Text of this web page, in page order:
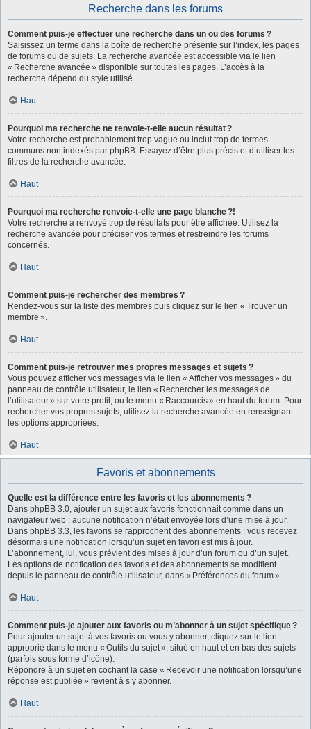
Recherche dans les forums
Comment puis-je effectuer une recherche dans un ou des forums ?
Saisissez un terme dans la boîte de recherche présente sur l’index, les pages
de forums ou de sujets. La recherche avancée est accessible via le lien
« Recherche avancée » disponible sur toutes les pages. L’accès à la
recherche dépend du style utilisé.
Haut
Pourquoi ma recherche ne renvoie-t-elle aucun résultat ?
Votre recherche est probablement trop vague ou inclut trop de termes
communs non indexés par phpBB. Essayez d’être plus précis et d’utiliser les
filtres de la recherche avancée.
Haut
Pourquoi ma recherche renvoie-t-elle une page blanche ?!
Votre recherche a renvoyé trop de résultats pour être affichée. Utilisez la
recherche avancée pour préciser vos termes et restreindre les forums
concernés.
Haut
Comment puis-je rechercher des membres ?
Rendez-vous sur la liste des membres puis cliquez sur le lien « Trouver un
membre ».
Haut
Comment puis-je retrouver mes propres messages et sujets ?
Vous pouvez afficher vos messages via le lien « Afficher vos messages » du
panneau de contrôle utilisateur, le lien « Rechercher les messages de
l’utilisateur » sur votre profil, ou le menu « Raccourcis » en haut du forum. Pour
rechercher vos propres sujets, utilisez la recherche avancée en renseignant
les options appropriées.
Haut
Favoris et abonnements
Quelle est la différence entre les favoris et les abonnements ?
Dans phpBB 3.0, ajouter un sujet aux favoris fonctionnait comme dans un
navigateur web : aucune notification n’était envoyée lors d’une mise à jour.
Dans phpBB 3.3, les favoris se rapprochent des abonnements : vous recevez
désormais une notification lorsqu’un sujet en favori est mis à jour.
L’abonnement, lui, vous prévient des mises à jour d’un forum ou d’un sujet.
Les options de notification des favoris et des abonnements se modifient
depuis le panneau de contrôle utilisateur, dans « Préférences du forum ».
Haut
Comment puis-je ajouter aux favoris ou m’abonner à un sujet spécifique ?
Pour ajouter un sujet à vos favoris ou vous y abonner, cliquez sur le lien
approprié dans le menu « Outils du sujet », situé en haut et en bas des sujets
(parfois sous forme d’icône).
Répondre à un sujet en cochant la case « Recevoir une notification lorsqu’une
réponse est publiée » revient à s’y abonner.
Haut